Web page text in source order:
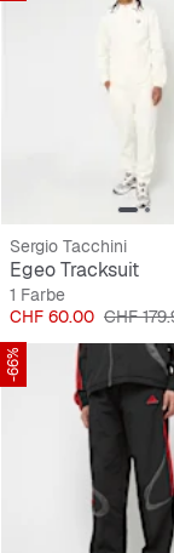
Sergio Tacchini
Egeo Tracksuit
1 Farbe
Preis
CHF 60.00 CHF
-66%